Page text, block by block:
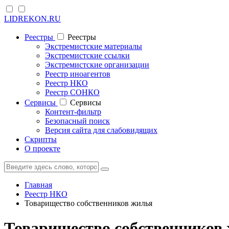
LIDREKON.RU
Реестры
Реестры
Экстремистские материалы
Экстремистские ссылки
Экстремистские организации
Реестр иноагентов
Реестр НКО
Реестр СОНКО
Cервисы
Cервисы
Контент-фильтр
Безопасный поиск
Версия сайта для слабовидящих
Скрипты
О проекте
Главная
Реестр НКО
Товарищество собственников жилья